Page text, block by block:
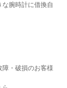
腕時計に借換自
・破損のお客様